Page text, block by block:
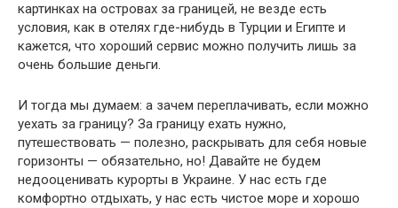
картинках на островах за границей, не везде есть
условия, как в отелях где-нибудь в Турции и Египте и
кажется, что хороший сервис можно получить лишь за
очень большие деньги.
И тогда мы думаем: а зачем переплачивать, если можно
уехать за границу? За границу ехать нужно,
путешествовать — полезно, раскрывать для себя новые
горизонты — обязательно, но! Давайте не будем
недооценивать курорты в Украине. У нас есть где
комфортно отдыхать, у нас есть чистое море и хорошо